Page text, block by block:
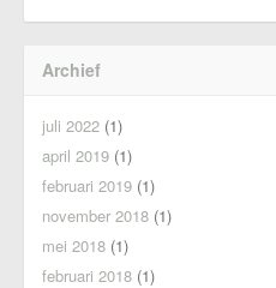
Archief
juli 2022 (1)
april 2019 (1)
februari 2019 (1)
november 2018 (1)
mei 2018 (1)
februari 2018 (1)